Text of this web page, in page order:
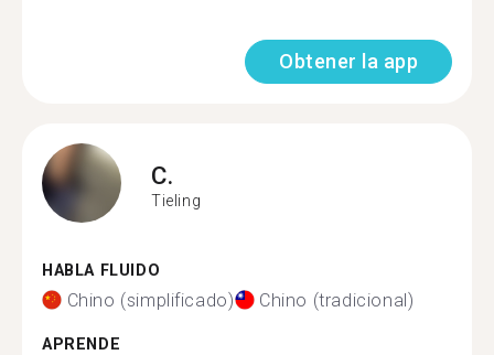
Obtener la app
C.
Tieling
HABLA FLUIDO
Chino (simplificado) Chino (tradicional)
APRENDE